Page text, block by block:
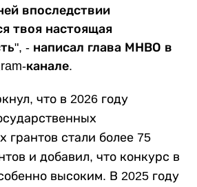
впоследствии
твоя настоящая
- написал глава МНВО в
канале.
что в 2026 году
грантов стали более 75
и добавил, что конкурс в
высоким. В 2025 году